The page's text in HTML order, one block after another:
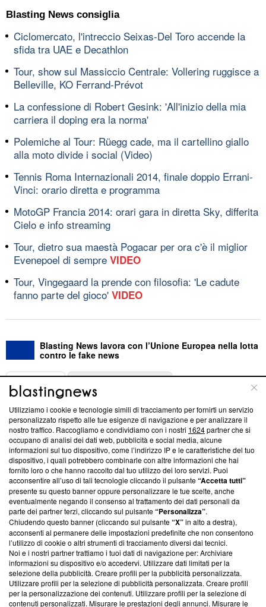
Blasting News consiglia
Ciclomercato, l'intreccio Seixas-Del Toro accende la
sfida tra UAE e Decathlon
Tour, show sul Massiccio Centrale: Vollering ruggisce a
Belleville, KO Ferrand-Prévot
La confessione di Robert Gesink: 'All'inizio della mia
carriera il doping era la norma'
Polemiche al Tour: Rüegg cade, ma il cartellino giallo
alla moto divide i social (Video)
Tennis Roma Internazionali 2014, finale doppio Errani-
Vinci: orario diretta e programma
MotoGP Francia 2014: orari gara in diretta Sky, differita
Cielo e info streaming
Tour, dietro sua maestà Pogacar per ora c'è il miglior
Evenepoel di sempre VIDEO
Tour, Vingegaard la prende con filosofia: 'Le cadute
fanno parte del gioco' VIDEO
Blasting News lavora con l’Unione Europea nella lotta
contro le fake news
ABOUT
Questa sezione offre informazioni trasparenti su Blasting
News, sui nostri processi editoriali e su come ci impegniamo a
creare news di qualità. Inoltre, afferma la nostra aderenza a
‘Trust Project - News with Integrity’Blasting News non è
ancora membro del programma, ma ha richiesto di farne
parte; Trust Project non ha ancora effettuato una verifica di
conformità agli standard.
Su di noi
Team editoriale
Corporate
Redazione
Informativa Privacy
Utilizziamo i cookie e tecnologie simili di tracciamento per fornirti un servizio
personalizzato rispetto alle tue esigenze di navigazione e per analizzare il
nostro traffico. Raccogliamo e condividiamo con i nostri 1624partner che si
occupano di analisi dei dati web, pubblicità e social media, alcune
informazioni sul tuo dispositivo, come l’indirizzo IP e le caratteristiche del tuo
dispositivo, i quali potrebbero combinarle con altre informazioni che hai
fornito loro o che hanno raccolto dal tuo utilizzo dei loro servizi. Puoi
acconsentire all’uso di tali tecnologie cliccando il pulsante“Accetta tutti”
presente su questo banner oppure personalizzare le tue scelte, anche
eventualmente negando il consenso al trattamento dei dati personali da
parte dei partner terzi, cliccando sul pulsante“Personalizza”.
Chiudendo questo banner (cliccando sul pulsante“X”in alto a destra),
acconsenti al permanere delle impostazioni predefinite che non consentono
l’utilizzo di cookie o altri strumenti di tracciamento diversi dai tecnici.
Noi e i nostri partner trattiamo i tuoi dati di navigazione per: Archiviare
informazioni su dispositivo e/o accedervi. Utilizzare dati limitati per la
selezione della pubblicità. Creare profili per la pubblicità personalizzata.
Utilizzare profili per la selezione di pubblicità personalizzata. Creare profili
per la personalizzazione dei contenuti. Utilizzare profili per la selezione di
contenuti personalizzati. Misurare le prestazioni degli annunci. Misurare le